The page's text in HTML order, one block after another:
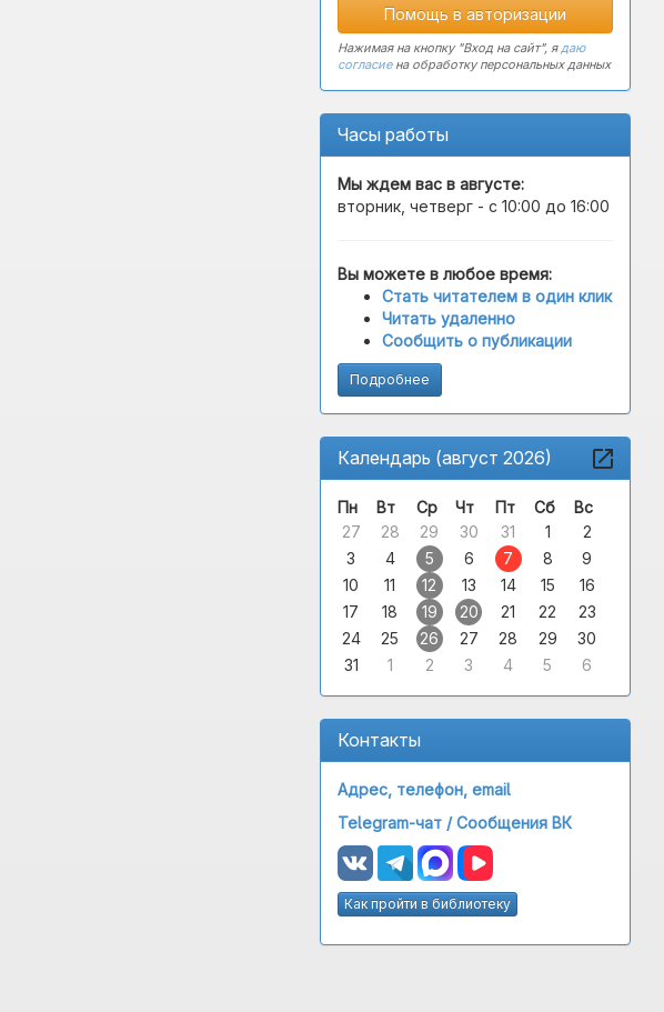
Помощь в авторизации
Нажимая на кнопку "Вход на сайт", ядаю
согласиена обработку персональных данных
Часы работы
Мы ждем вас в августе:
вторник, четверг - с 10:00 до 16:00
Вы можете в любое время:
Стать читателем в один клик
Читать удаленно
Сообщить о публикации
Подробнее
Календарь (август 2026)
Пн Вт Ср Чт Пт Сб
Вс
27
28 29 30 31 1
2
3
4 5 6 7 8
9
10
11 12 13 14 15
16
17
18 19 20 21 22
23
24
25 26 27 28 29
30
31
1 2 3 4 5 6
Контакты
Адрес, телефон, email
Telegram-чат /Сообщения ВК
Как пройти в библиотеку